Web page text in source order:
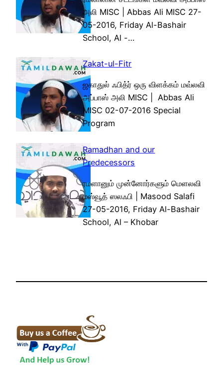
அலி MISC | Abbas Ali MISC 27-
05-2016, Friday Al-Bashair
School, Al -…
Zakat-ul-Fitr
ஜகாதுல் ஃபித்ர் ஒரு விளக்கம் மவ்லவி
அப்பாஸ் அலி MISC | Abbas Ali
MISC 02-07-2016 Special
Program
Ramadhan and our
Predecessors
ரமளானும் முன்னோர்களும் மெளலவி
மஸ்வூத் ஸலஃபி | Masood Salafi
27-05-2016, Friday Al-Bashair
School, Al – Khobar